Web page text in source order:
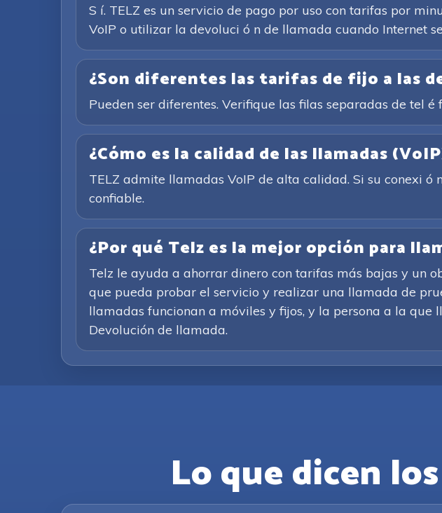
S í. TELZ es un servicio de pago por uso con tarifas por
VoIP o utilizar la devoluci ó n de llamada cuando Internet
¿Son diferentes las tarifas de fijo a las
Pueden ser diferentes. Verifique las filas separadas de tel
¿Cómo es la calidad de las llamadas
TELZ admite llamadas VoIP de alta calidad. Si su conexi
confiable.
¿Por qué Telz es la mejor opción para
Telz le ayuda a ahorrar dinero con tarifas más bajas y un
que pueda probar el servicio y realizar una llamada de
llamadas funcionan a móviles y fijos, y la persona a la que
Devolución de llamada.
Lo que dicen